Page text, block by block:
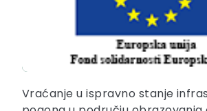
Vraćanje u ispravno stanje